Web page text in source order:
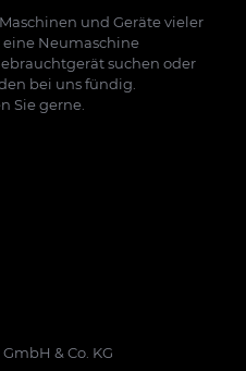
und Geräte vieler
eine Neumaschine
suchen oder
bei uns fündig.
Sie gerne.
& Co. KG